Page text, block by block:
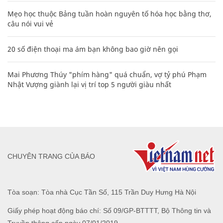
Mẹo học thuộc Bảng tuần hoàn nguyên tố hóa học bằng thơ,
câu nói vui vẻ
20 số điện thoại ma ám bạn không bao giờ nên gọi
Mai Phương Thúy "phím hàng" quá chuẩn, vợ tỷ phú Phạm
Nhật Vượng giành lại vị trí top 5 người giàu nhất
Tòa soạn: Tòa nhà Cục Tần Số, 115 Trần Duy Hưng Hà Nội
Giấy phép hoạt động báo chí: Số 09/GP-BTTTT, Bộ Thông tin và
CHUYÊN TRANG CỦA BÁO